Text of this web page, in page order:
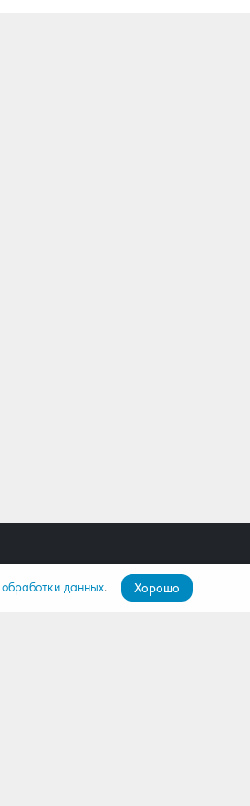
данных. Хорошо